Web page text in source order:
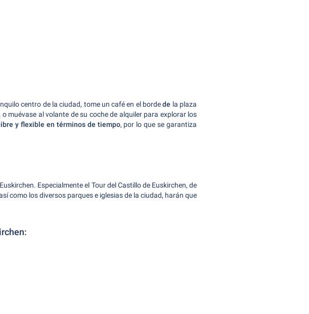
centro de la ciudad, tome un café en el bordede la plaza
, o muévase al volante de su coche de alquiler para explorar los
y flexible en términos de tiempo, por lo que se garantiza
Especialmente el Tour del Castillo de Euskirchen, de
como los diversos parques e iglesias de la ciudad, harán que